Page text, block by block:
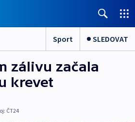
Sport SLEDOVAT
zálivu začala
krevet
ČT24